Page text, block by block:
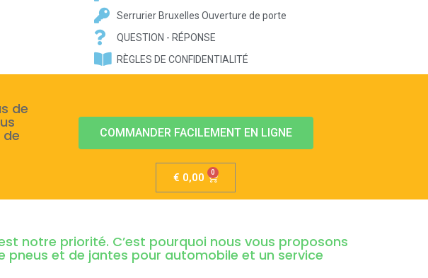
Serrurier Bruxelles Ouverture de porte
QUESTION - RÉPONSE
RÈGLES DE CONFIDENTIALITÉ
de
COMMANDER FACILEMENT EN LIGNE
€ 0,00
est notre priorité. C’est pourquoi nous vous proposons
pneus et de jantes pour automobile et un service